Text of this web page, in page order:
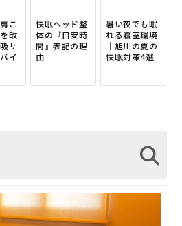
こ
改
サ
イ
快眠ヘッド整
体の『目安時
間』表記の理
由
暑い夜でも眠
れる寝室環境
｜旭川の夏の
快眠対策4選